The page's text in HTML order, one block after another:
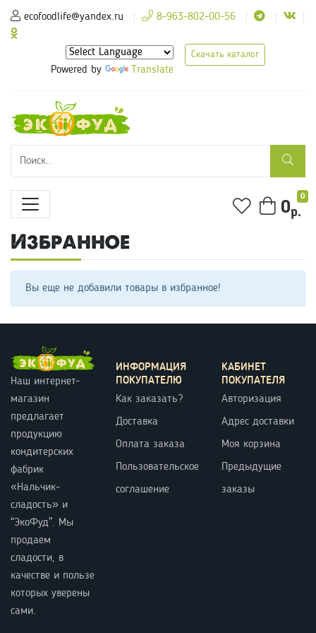
ecofoodlife@yandex.ru 8-963-802-00-56
Powered by Translate
Скачать каталог
0
0р.
Избранное
Вы еще не добавили товары в избранное!
Наш интернет-
магазин
предлагает
продукцию
кондитерских
фабрик
«Нальчик-
сладость» и
“ЭкоФуд”. Мы
продаем
сладости, в
качестве и пользе
которых уверены
сами.
ИНФОРМАЦИЯ
ПОКУПАТЕЛЮ
Как заказать?
Доставка
Оплата заказа
Пользовательское
соглашение
КАБИНЕТ
ПОКУПАТЕЛЯ
Авторизация
Адрес доставки
Моя корзина
Предыдущие
заказы